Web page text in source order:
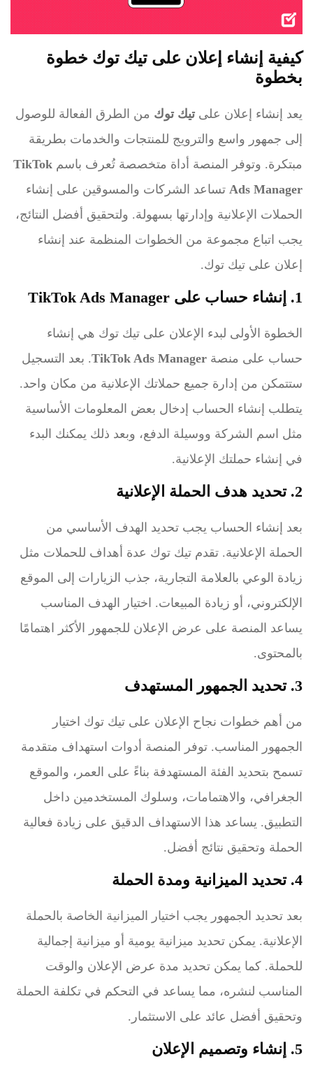
كيفية إنشاء إعلان على تيك توك خطوة
بخطوة
يعد إنشاء إعلان على تيك توك من الطرق الفعالة للوصول
إلى جمهور واسع والترويج للمنتجات والخدمات بطريقة
مبتكرة. وتوفر المنصة أداة متخصصة تُعرف باسم TikTok
Ads Manager تساعد الشركات والمسوقين على إنشاء
الحملات الإعلانية وإدارتها بسهولة. ولتحقيق أفضل النتائج،
يجب اتباع مجموعة من الخطوات المنظمة عند إنشاء
إعلان على تيك توك.
1. إنشاء حساب على TikTok Ads Manager
الخطوة الأولى لبدء الإعلان على تيك توك هي إنشاء
حساب على منصة TikTok Ads Manager. بعد التسجيل
ستتمكن من إدارة جميع حملاتك الإعلانية من مكان واحد.
يتطلب إنشاء الحساب إدخال بعض المعلومات الأساسية
مثل اسم الشركة ووسيلة الدفع، وبعد ذلك يمكنك البدء
في إنشاء حملتك الإعلانية.
2. تحديد هدف الحملة الإعلانية
بعد إنشاء الحساب يجب تحديد الهدف الأساسي من
الحملة الإعلانية. تقدم تيك توك عدة أهداف للحملات مثل
زيادة الوعي بالعلامة التجارية، جذب الزيارات إلى الموقع
الإلكتروني، أو زيادة المبيعات. اختيار الهدف المناسب
يساعد المنصة على عرض الإعلان للجمهور الأكثر اهتمامًا
بالمحتوى.
3. تحديد الجمهور المستهدف
من أهم خطوات نجاح الإعلان على تيك توك اختيار
الجمهور المناسب. توفر المنصة أدوات استهداف متقدمة
تسمح بتحديد الفئة المستهدفة بناءً على العمر، والموقع
الجغرافي، والاهتمامات، وسلوك المستخدمين داخل
التطبيق. يساعد هذا الاستهداف الدقيق على زيادة فعالية
الحملة وتحقيق نتائج أفضل.
4. تحديد الميزانية ومدة الحملة
بعد تحديد الجمهور يجب اختيار الميزانية الخاصة بالحملة
الإعلانية. يمكن تحديد ميزانية يومية أو ميزانية إجمالية
للحملة. كما يمكن تحديد مدة عرض الإعلان والوقت
المناسب لنشره، مما يساعد في التحكم في تكلفة الحملة
وتحقيق أفضل عائد على الاستثمار.
5. إنشاء وتصميم الإعلان